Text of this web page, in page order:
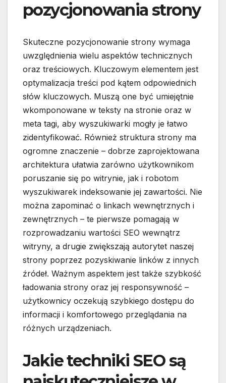
pozycjonowania strony
Skuteczne pozycjonowanie strony wymaga
uwzględnienia wielu aspektów technicznych
oraz treściowych. Kluczowym elementem jest
optymalizacja treści pod kątem odpowiednich
słów kluczowych. Muszą one być umiejętnie
wkomponowane w teksty na stronie oraz w
meta tagi, aby wyszukiwarki mogły je łatwo
zidentyfikować. Również struktura strony ma
ogromne znaczenie – dobrze zaprojektowana
architektura ułatwia zarówno użytkownikom
poruszanie się po witrynie, jak i robotom
wyszukiwarek indeksowanie jej zawartości. Nie
można zapominać o linkach wewnętrznych i
zewnętrznych – te pierwsze pomagają w
rozprowadzaniu wartości SEO wewnątrz
witryny, a drugie zwiększają autorytet naszej
strony poprzez pozyskiwanie linków z innych
źródeł. Ważnym aspektem jest także szybkość
ładowania strony oraz jej responsywność –
użytkownicy oczekują szybkiego dostępu do
informacji i komfortowego przeglądania na
różnych urządzeniach.
Jakie techniki SEO są